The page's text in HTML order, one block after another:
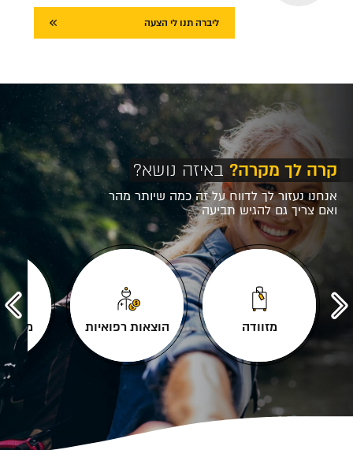
ליברה תנו לי הצעה
קרה לך מקרה? באיזה נושא?
אנחנו נעזור לך לדווח על זה כמה שיותר מהר
ואם צריך גם להגיש תביעה
מזוודה הוצאות רפואיות